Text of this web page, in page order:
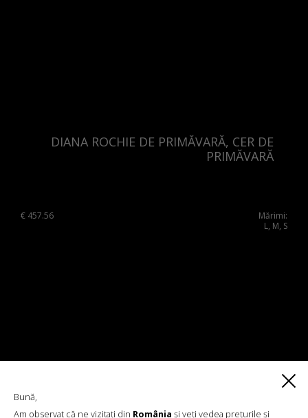
DIANA ROCHIE DE PRIMĂVARĂ, CER DE
PRIMĂVARĂ
€ 457.56
Mărimi:
L, M, S
Bună,
Am observat că ne vizitați din România și veți vedea prețurile și